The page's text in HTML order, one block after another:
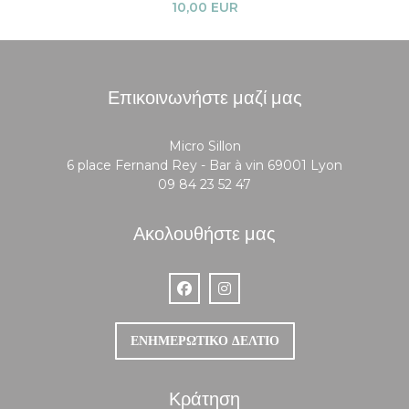
10,00 EUR
Επικοινωνήστε μαζί μας
Micro Sillon
6 place Fernand Rey - Bar à vin 69001 Lyon
09 84 23 52 47
Ακολουθήστε μας
Facebook ((ανοίγει σε νέο παράθυρο))
Instagram ((ανοίγει σε νέο
ΕΝΗΜΕΡΩΤΙΚΌ ΔΕΛΤΊΟ
Κράτηση